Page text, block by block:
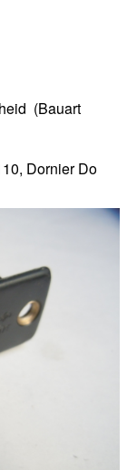
(Bauart
Dornier Do